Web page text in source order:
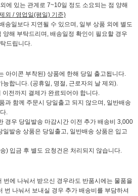
에 있는 관계로 7~10일 정도 소요되는 점 양해
외 / 영업일(평일) 기준)
송일보다 지연될 수 있으며, 일부 상품 외에 별도
양해 부탁드리며, 배송일정 확인이 필요할 경우
드립니다.
아이콘 부착된) 상품에 한해 당일 출고됩니다.
합니다. (공휴일, 명절, 근로자의 날 제외).
전까지 결제가 완료되어야 합니다.
과 함께 주문시 당일출고 되지 않으며, 일반배송
.
경우 당일발송 마감시간 이전 추가 배송비 3,000
일발송 상품은 당일출고, 일반배송 상품은 입고
) 입금 후 별도 요청건은 처리되지 않습니다.
에 나눠서 받으신 경우라도 반품시에는 물품을
번 나눠서 보내실 경우 추가 배송비를 부담하셔